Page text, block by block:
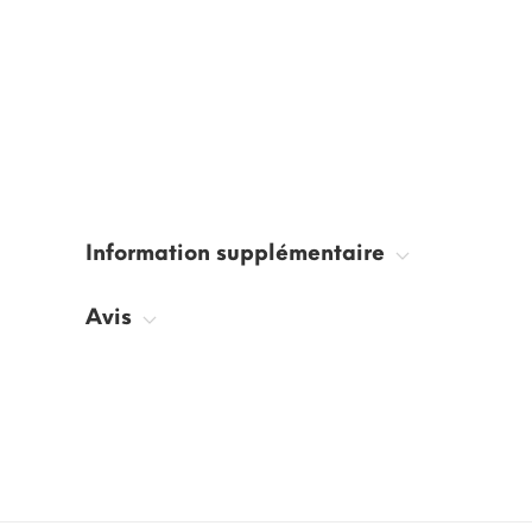
Information supplémentaire
Avis